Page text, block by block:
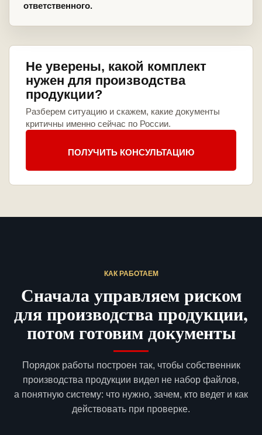
ответственного.
Не уверены, какой комплект
нужен для производства
продукции?
Разберем ситуацию и скажем, какие документы
критичны именно сейчас по России.
ПОЛУЧИТЬ КОНСУЛЬТАЦИЮ
КАК РАБОТАЕМ
Сначала управляем риском
для производства продукции,
потом готовим документы
Порядок работы построен так, чтобы собственник
производства продукции видел не набор файлов,
а понятную систему: что нужно, зачем, кто ведет и как
действовать при проверке.